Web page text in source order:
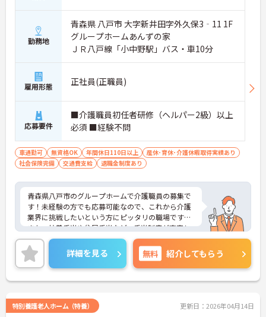
勤務地
青森県 八戸市 大字新井田字外久保3‐11 1F
グループホームあんずの家
ＪＲ八戸線「小中野駅」バス・車10分
雇用形態 正社員(正職員)
応募要件
■介護職員初任者研修（ヘルパー2級）以上
必須 ■経験不問
車通勤可 無資格OK 年間休日110日以上
産休･育休･介護休暇取得実績あり
社会保険完備
交通費支給 退職金制度あり
青森県八戸市のグループホームで介護職員の募集で
す！未経験の方でも応募可能なので、これから介護
業界に挑戦したいという方にピッタリの職場です◎
また、扶養手当や住居手当など、手当制度が充実し
ているのも嬉しいポイント♪ご興味のある方は、面
接ポイントをお伝えしますので、お気軽にご連絡く
ださい。
詳細を見る 無料 紹介してもらう
特別養護老人ホーム（特養） 更新日：2026年04月14日